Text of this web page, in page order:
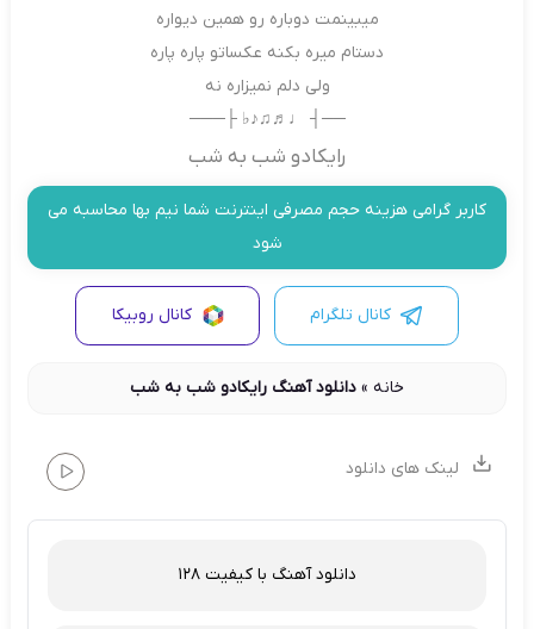
ﻣﻴﺒﻴﻨﻤﺖ دوﺑﺎره رو ﻫﻤﻴﻦ دﻳﻮاره
دﺳﺘﺎم ﻣﻴﺮه ﺑﻜﻨﻪ ﻋﻜﺴﺎﺗﻮ ﭘﺎره ﭘﺎره
وﻟﻰ دﻟﻢ ﻧﻤﻴﺰاره ﻧﻪ
──┤ ♩♬♫♪♭ ├───
رایکادو شب به شب
کاربر گرامی هزینه حجم مصرفی اینترنت شما نیم بها محاسبه می
شود
کانال تلگرام کانال روبیکا
خانه» دانلود آهنگ رایکادو شب به شب
لینک های دانلود
دانلود آهنگ با کیفیت 128